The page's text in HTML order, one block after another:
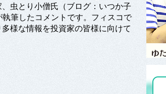
虫とり小僧氏（ブログ：いつか子
筆したコメントです。フィスコで
様な情報を投資家の皆様に向けて